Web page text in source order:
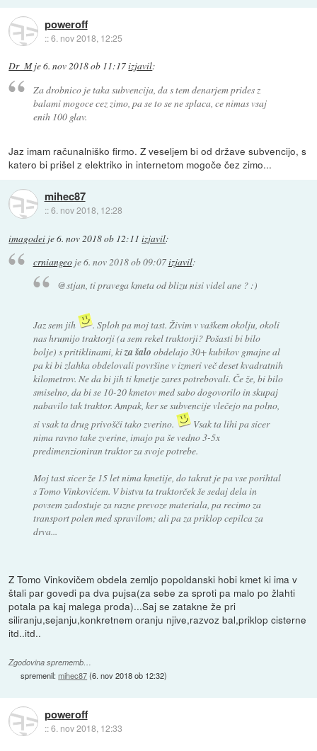
poweroff
::6. nov 2018, 12:25
Dr_Mje6. nov 2018 ob 11:17izjavil:
Za drobnico je taka subvencija, da s tem denarjem prides z
balami mogoce cez zimo, pa se to se ne splaca, ce nimas vsaj
enih 100 glav.
Jaz imam računalniško firmo. Z veseljem bi od države subvencijo, s
katero bi prišel z elektriko in internetom mogoče čez zimo...
mihec87
::6. nov 2018, 12:28
imagodei je6. nov 2018 ob 12:11 izjavil:
crniangeoje6. nov 2018 ob 09:07izjavil:
@stjan, ti pravega kmeta od blizu nisi videl ane ? :)
Jaz sem jih
. Sploh pa moj tast. Živim v vaškem okolju, okoli
nas hrumijo traktorji (a sem rekel traktorji? Pošasti bi bilo
bolje) s pritiklinami, kiza šalo obdelajo 30+ kubikov gmajne al
pa ki bi zlahka obdelovali površine v izmeri več deset kvadratnih
kilometrov. Ne da bi jih ti kmetje zares potrebovali. Če že, bi bilo
smiselno, da bi se 10-20 kmetov med sabo dogovorilo in skupaj
nabavilo tak traktor. Ampak, ker se subvencije vlečejo na polno,
si vsak ta drug privošči tako zverino.
Vsak ta lihi pa sicer
nima ravno take zverine, imajo pa še vedno 3-5x
predimenzioniran traktor za svoje potrebe.
Moj tast sicer že 15 let nima kmetije, do takrat je pa vse porihtal
s Tomo Vinkovićem. V bistvu ta traktorček še sedaj dela in
povsem zadostuje za razne prevoze materiala, pa recimo za
transport polen med spravilom; ali pa za priklop cepilca za
drva...
Z Tomo Vinkovičem obdela zemljo popoldanski hobi kmet ki ima v
štali par govedi pa dva pujsa(za sebe za sproti pa malo po žlahti
potala pa kaj malega proda)...Saj se zatakne že pri
siliranju,sejanju,konkretnem oranju njive,razvoz bal,priklop cisterne
itd..itd..
Zgodovina sprememb…
spremenil:mihec87(6. nov 2018 ob 12:32)
poweroff
::6. nov 2018, 12:33